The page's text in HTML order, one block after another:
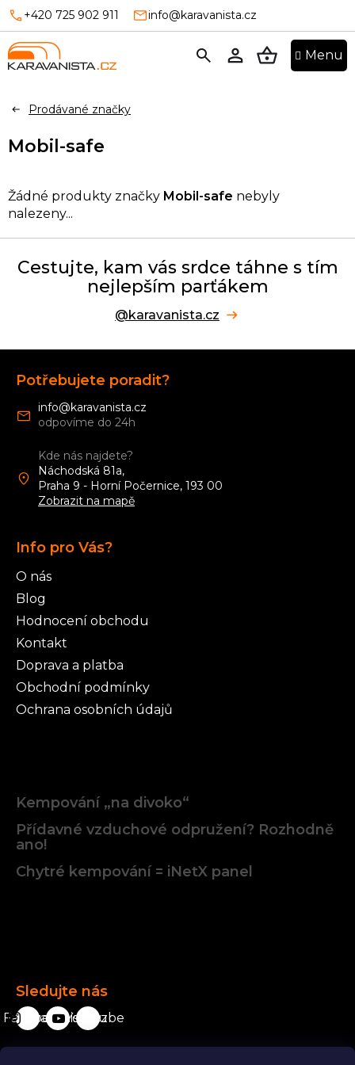
Přejít
obsah
+420 725 902 911 info@karavanista.cz
Prodávané značky
Mobil-safe
Žádné produkty značky Mobil-safe nebyly
nalezeny...
Cestujte, kam vás srdce táhne s tím
nejlepším parťákem
@karavanista.cz
Potřebujete poradit?
info@karavanista.cz
Kde nás najdete?
Náchodská 81a,
Praha 9 - Horní Počernice, 193 00
Zobrazit na mapě
Info pro Vás?
O nás
Blog
Hodnocení obchodu
Kontakt
Doprava a platba
Obchodní podmínky
Ochrana osobních údajů
Kempování „na divoko“
Přídavné vzduchové odpružení? Rozhodně
ano!
Chytré kempování = iNetX panel
Sledujte nás
Facebook
karavanista.cz
YouTube